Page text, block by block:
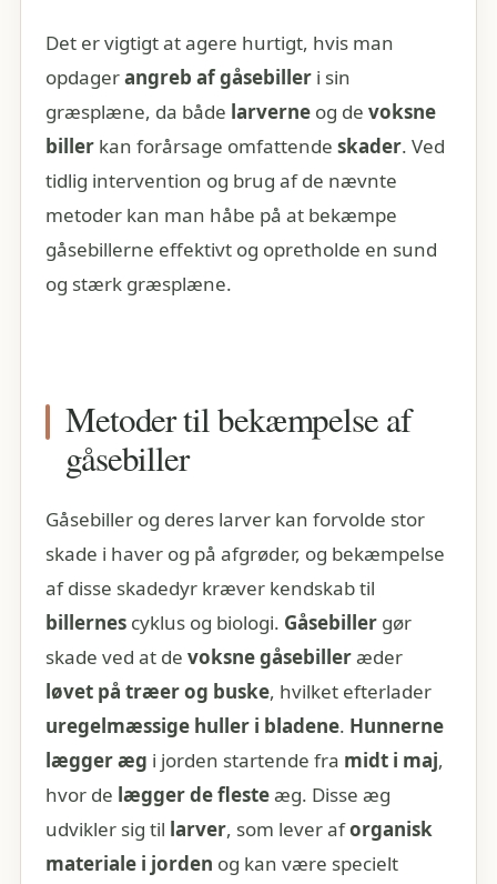
Det er vigtigt at agere hurtigt, hvis man
opdagerangreb af gåsebilleri sin
græsplæne, da både larverneog de voksne
billerkan forårsage omfattende skader. Ved
tidlig intervention og brug af de nævnte
metoder kan man håbe på at bekæmpe
gåsebillerne effektivt og opretholde en sund
og stærk græsplæne.
Metoder til bekæmpelse af
gåsebiller
Gåsebiller og deres larver kan forvolde stor
skade i haver og på afgrøder, og bekæmpelse
af disse skadedyr kræver kendskab til
billernescyklus og biologi. Gåsebillergør
skade ved at de voksne gåsebilleræder
løvet på træer og buske, hvilket efterlader
uregelmæssige huller i bladene. Hunnerne
lægger æg i jorden startende fra midt i maj,
hvor de lægger de flesteæg. Disse æg
udvikler sig til larver, som lever aforganisk
materiale i jorden og kan være specielt